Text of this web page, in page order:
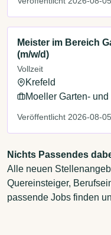
Meister im Bereich
(m/w/d)
Vollzeit
Krefeld
Moeller Garten-
Veröffentlicht 2026-08-05
Nichts Passendes
Alle neuen
Quereinsteiger,
passende Jobs finden